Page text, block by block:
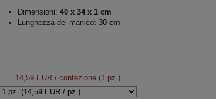
Dimensioni: 40 x 34 x 1 cm
Lunghezza del manico: 30 cm
14,59 EUR/ confezione (1 pz.)